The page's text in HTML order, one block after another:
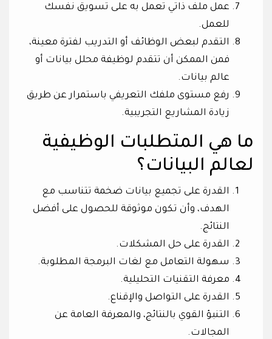
عمل ملف ذاتي تعمل به على تسويق نفسك
للعمل.
التقدم لبعض الوظائف أو التدريب لفترة معينة،
فمن الممكن أن تتقدم لوظيفة محلل بيانات أو
عالم بيانات.
رفع مستوى ملفك التعريفي باستمرار عن طريق
زيادة المشاريع التجريبية.
ما هي المتطلبات الوظيفية
لعالم البيانات؟
القدرة على تجميع بيانات ضخمة تتناسب مع
الهدف، وأن تكون موثوقة للحصول على أفضل
النتائج.
القدرة على حل المشكلات.
سهولة التعامل مع لغات البرمجة المطلوبة.
معرفة التقنيات التحليلية.
القدرة على التواصل والإقناع.
التنبؤ القوي بالنتائج، والمعرفة العامة عن
المجالات.